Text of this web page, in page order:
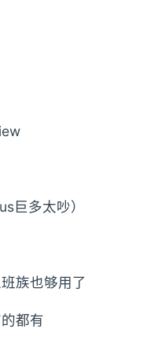
巨多太吵）
族也够用了
都有